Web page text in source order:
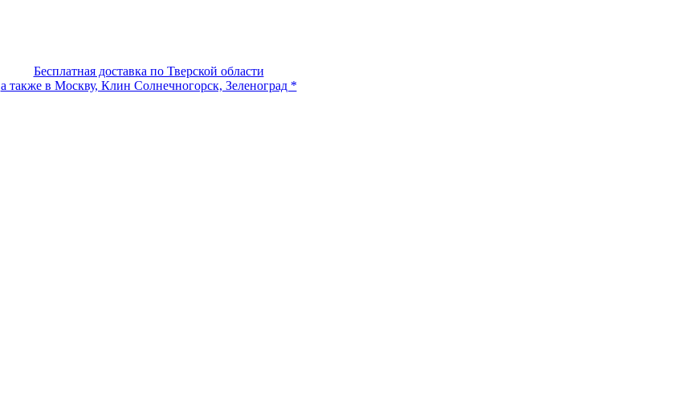
Бесплатная доставка по Тверской области
а также в Москву, Клин Солнечногорск, Зеленоград *